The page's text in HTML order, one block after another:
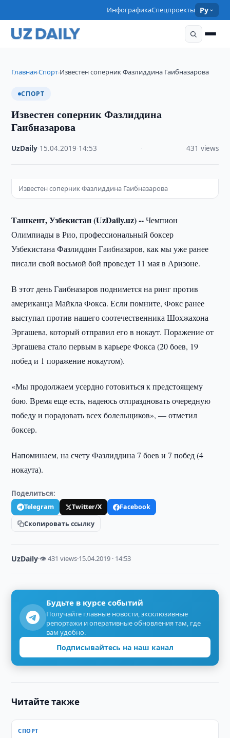
ИнфографикаСпецпроекты Ру
Главная›Спорт›Известен соперник Фазлиддина Гаибназарова
СПОРТ
Известен соперник Фазлиддина
Гаибназарова
UzDaily 15.04.2019 14:53 431 views
Известен соперник Фазлиддина Гаибназарова
Ташкент, Узбекистан (UzDaily.uz) --Чемпион
Олимпиады в Рио, профессиональный боксер
Узбекистана Фазлиддин Гаибназаров, как мы уже ранее
писали свой восьмой бой проведет 11 мая в Аризоне.
В этот день Гаибназаров поднимется на ринг против
американца Майкла Фокса. Если помните, Фокс ранее
выступал против нашего соотечественника Шохжахона
Эргашева, который отправил его в нокаут. Поражение от
Эргашева стало первым в карьере Фокса (20 боев, 19
побед и 1 поражение нокаутом).
«Мы продолжаем усердно готовиться к предстоящему
бою. Время еще есть, надеюсь отпраздновать очередную
победу и порадовать всех болельщиков», — отметил
боксер.
Напоминаем, на счету Фазлиддина 7 боев и 7 побед (4
нокаута).
Поделиться:
Telegram Twitter/X
Facebook
Скопировать ссылку
UzDaily·👁 431 views·15.04.2019 · 14:53
Будьте в курсе событий
Получайте главные новости, эксклюзивные
репортажи и оперативные обновления там, где
вам удобно.
Подписывайтесь на наш канал
Читайте также
СПОРТ